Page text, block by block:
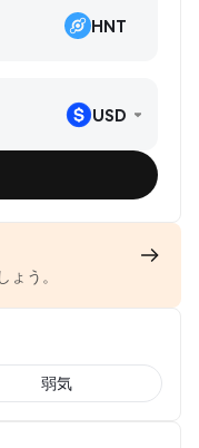
HNT
USD
う。
弱気